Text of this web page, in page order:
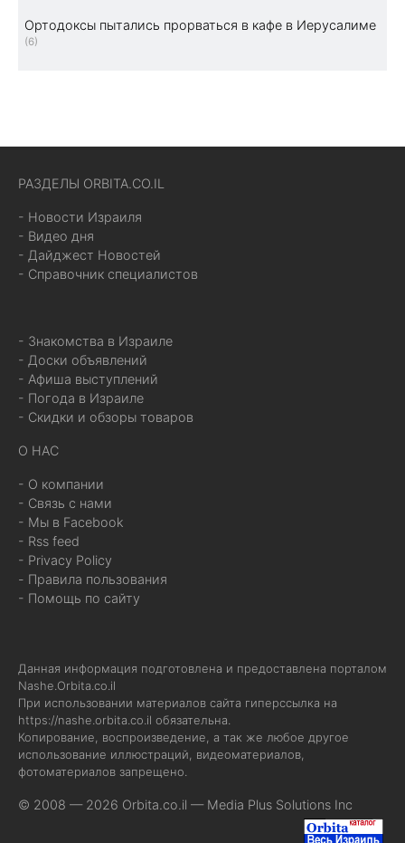
Ортодоксы пытались прорваться в кафе в Иерусалиме
(6)
РАЗДЕЛЫ ORBITA.CO.IL
- Новости Израиля
- Видео дня
- Дайджест Новостей
- Справочник специалистов
- Знакомства в Израиле
- Доски объявлений
- Афиша выступлений
- Погода в Израиле
- Скидки и обзоры товаров
О НАС
- О компании
- Связь с нами
- Мы в Facebook
- Rss feed
- Privacy Policy
- Правила пользования
- Помощь по сайту
Данная информация подготовлена и предоставлена порталом
Nashe.Orbita.co.il
При использовании материалов сайта гиперссылка на
https://nashe.orbita.co.il обязательна.
Копирование, воспроизведение, а так же любое другое
использование иллюстраций, видеоматериалов,
фотоматериалов запрещено.
© 2008 — 2026 Orbita.co.il — Media Plus Solutions Inc